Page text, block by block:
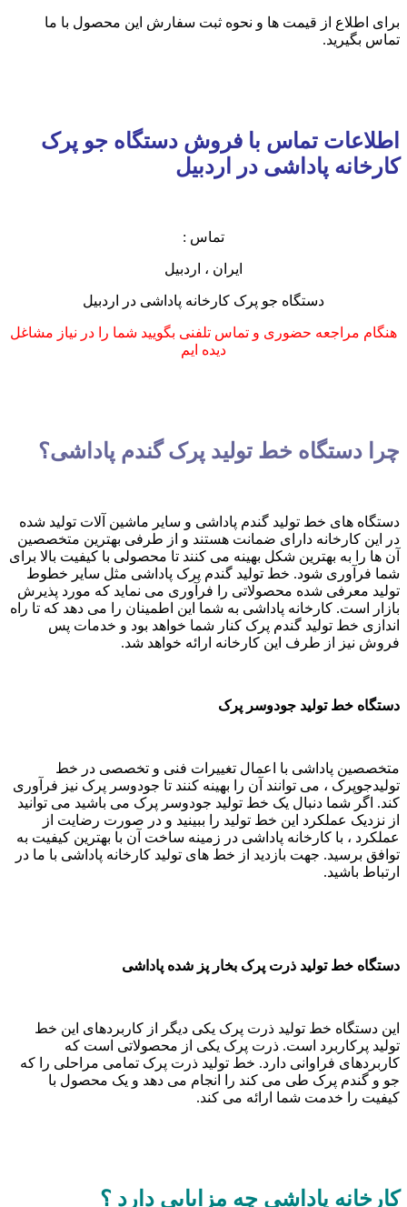
برای اطلاع از قیمت ها و نحوه ثبت سفارش این محصول با ما
تماس بگیرید.
اطلاعات تماس با فروش دستگاه جو پرک
کارخانه پاداشی در اردبیل
تماس :
ایران ، اردبیل
دستگاه جو پرک کارخانه پاداشی در اردبیل
هنگام مراجعه حضوری و تماس تلفنی بگویید شما را در نیاز مشاغل
دیده ایم
چرا دستگاه خط تولید پرک گندم پاداشی؟
دستگاه های خط تولید گندم پاداشی و سایر ماشین آلات تولید شده
در این کارخانه دارای ضمانت هستند و از طرفی بهترین متخصصین
آن ها را به بهترین شکل بهینه می کنند تا محصولی با کیفیت بالا برای
شما فرآوری شود. خط تولید گندم پرک پاداشی مثل سایر خطوط
تولید معرفی شده محصولاتی را فرآوری می نماید که مورد پذیرش
بازار است. کارخانه پاداشی به شما این اطمینان را می دهد که تا راه
اندازی خط تولید گندم پرک کنار شما خواهد بود و خدمات پس
فروش نیز از طرف این کارخانه ارائه خواهد شد.
دستگاه خط تولید جودوسر پرک
متخصصین پاداشی با اعمال تغییرات فنی و تخصصی در خط
تولیدجوپرک ، می توانند آن را بهینه کنند تا جودوسر پرک نیز فرآوری
کند. اگر شما دنبال یک خط تولید جودوسر پرک می باشید می توانید
از نزدیک عملکرد این خط تولید را ببینید و در صورت رضایت از
عملکرد ، با کارخانه پاداشی در زمینه ساخت آن با بهترین کیفیت به
توافق برسید. جهت بازدید از خط های تولید کارخانه پاداشی با ما در
ارتباط باشید.
دستگاه خط تولید ذرت پرک بخار پز شده پاداشی
این دستگاه خط تولید ذرت پرک یکی دیگر از کاربردهای این خط
تولید پرکاربرد است. ذرت پرک یکی از محصولاتی است که
کاربردهای فراوانی دارد. خط تولید ذرت پرک تمامی مراحلی را که
جو و گندم پرک طی می کند را انجام می دهد و یک محصول با
کیفیت را خدمت شما ارائه می کند.
کارخانه پاداشی چه مزایایی دارد ؟